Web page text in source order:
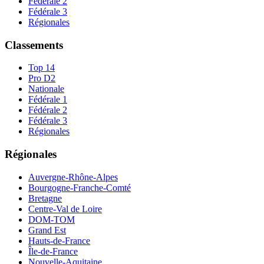
Fédérale 3
Régionales
Classements
Top 14
Pro D2
Nationale
Fédérale 1
Fédérale 2
Fédérale 3
Régionales
Régionales
Auvergne-Rhône-Alpes
Bourgogne-Franche-Comté
Bretagne
Centre-Val de Loire
DOM-TOM
Grand Est
Hauts-de-France
Île-de-France
Nouvelle-Aquitaine